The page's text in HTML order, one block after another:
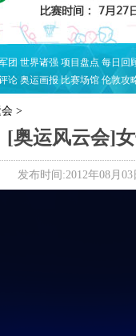
团 世界诸强 项目盘点 每日回
论 奥运画报 比赛场馆 伦敦攻
会 >
[奥运风云会]
发布时间:2012年08月